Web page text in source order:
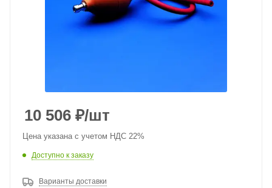
10 506 ₽/шт
Цена указана с учетом НДС 22%
Доступно к заказу
Варианты доставки